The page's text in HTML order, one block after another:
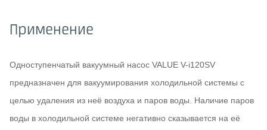
Применение
Одноступенчатый вакуумный насос VALUE V-i120SV
предназначен для вакуумирования холодильной системы с
целью удаления из неё воздуха и паров воды. Наличие паров
воды в холодильной системе негативно сказывается на её